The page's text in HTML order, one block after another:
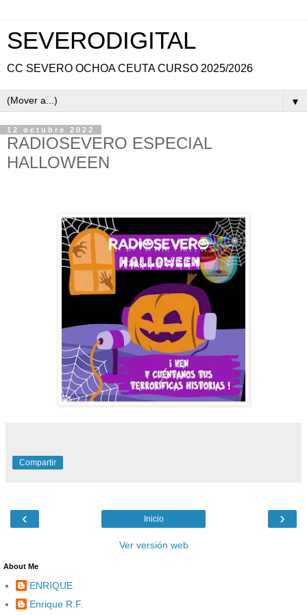
SEVERODIGITAL
CC SEVERO OCHOA CEUTA CURSO 2025/2026
▼
12 octubre 2022
RADIOSEVERO ESPECIAL
HALLOWEEN
Compartir
‹ ›
Inicio
Ver versión web
About Me
ENRIQUE
Enrique R.F.